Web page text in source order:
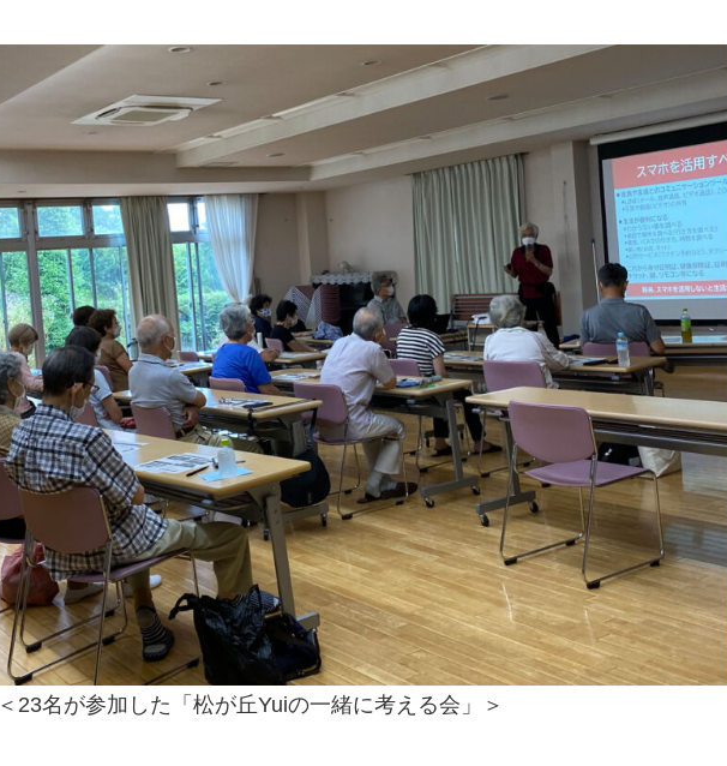
＜23名が参加した「松が丘Yuiの一緒に考える会」＞